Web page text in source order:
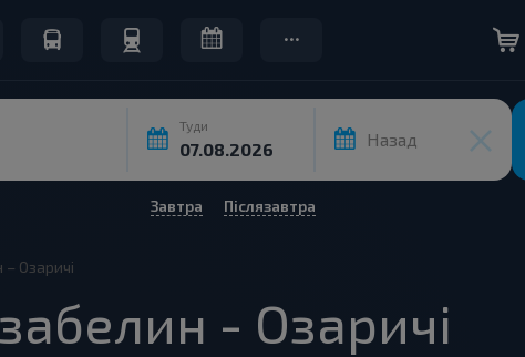
Туди
Назад
Завтра Післязавтра
Озаричі
- Озаричі